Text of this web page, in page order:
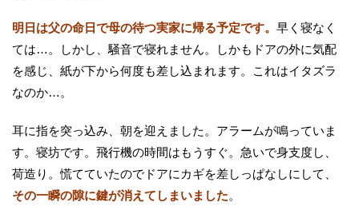
明日は父の命日で母の待つ実家に帰る予定です。 早く寝なく
ては…。しかし、騒音で寝れません。しかもドアの外に気配
を感じ、紙が下から何度も差し込まれます。これはイタズラ
なのか…。
耳に指を突っ込み、朝を迎えました。アラームが鳴っていま
す。寝坊です。飛行機の時間はもうすぐ。急いで身支度し、
荷造り。慌てていたのでドアにカギを差しっぱなしにして、
その一瞬の隙に鍵が消えてしまいました。